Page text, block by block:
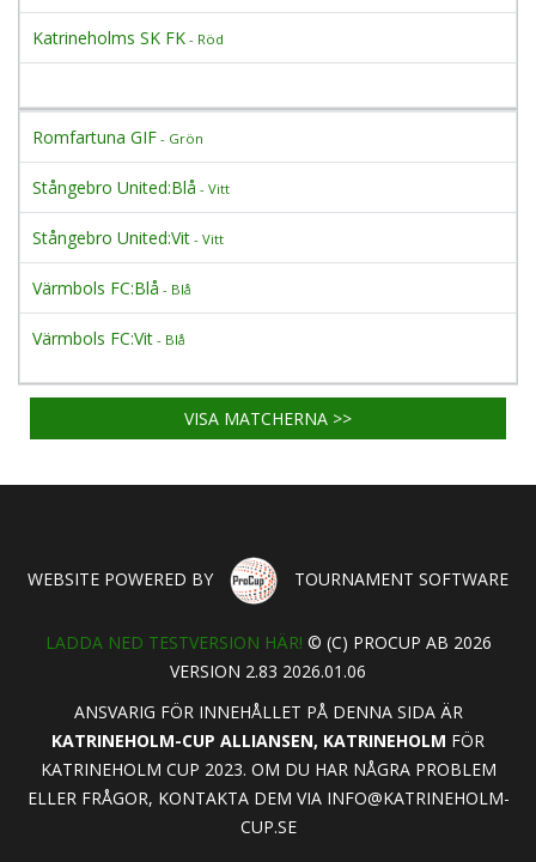
Katrineholms SK FK - Röd
Romfartuna GIF - Grön
Stångebro United:Blå - Vitt
Stångebro United:Vit - Vitt
Värmbols FC:Blå - Blå
Värmbols FC:Vit - Blå
VISA MATCHERNA >>
WEBSITE POWERED BY TOURNAMENT SOFTWARE
LADDA NED TESTVERSION HÄR! © (C) PROCUP AB 2026
VERSION 2.83 2026.01.06
ANSVARIG FÖR INNEHÅLLET PÅ DENNA SIDA ÄR
KATRINEHOLM-CUP ALLIANSEN, KATRINEHOLM FÖR
KATRINEHOLM CUP 2023. OM DU HAR NÅGRA PROBLEM
ELLER FRÅGOR, KONTAKTA DEM VIA INFO@KATRINEHOLM-
CUP.SE